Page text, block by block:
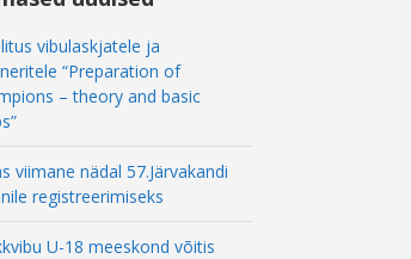
vibulaskjatele ja
“Preparation of
– theory and basic
viimane nädal 57.Järvakandi
registreerimiseks
U-18 meeskond võitis